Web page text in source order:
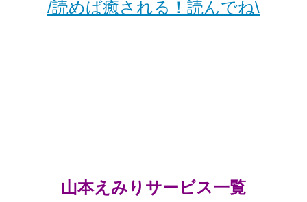
/読めば癒される！読んでね\
山本えみりサービス一覧